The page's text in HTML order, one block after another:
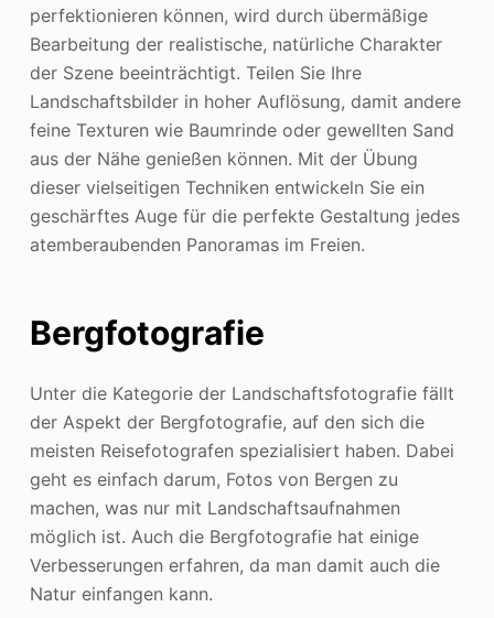
perfektionieren können, wird durch übermäßige
Bearbeitung der realistische, natürliche Charakter
der Szene beeinträchtigt. Teilen Sie Ihre
Landschaftsbilder in hoher Auflösung, damit andere
feine Texturen wie Baumrinde oder gewellten Sand
aus der Nähe genießen können. Mit der Übung
dieser vielseitigen Techniken entwickeln Sie ein
geschärftes Auge für die perfekte Gestaltung jedes
atemberaubenden Panoramas im Freien.
Bergfotografie
Unter die Kategorie der Landschaftsfotografie fällt
der Aspekt der Bergfotografie, auf den sich die
meisten Reisefotografen spezialisiert haben. Dabei
geht es einfach darum, Fotos von Bergen zu
machen, was nur mit Landschaftsaufnahmen
möglich ist. Auch die Bergfotografie hat einige
Verbesserungen erfahren, da man damit auch die
Natur einfangen kann.